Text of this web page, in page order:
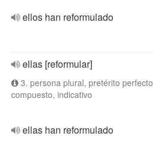
ellos han reformulado
ellas [reformular]
3. persona plural, pretérito perfecto
compuesto, indicativo
ellas han reformulado